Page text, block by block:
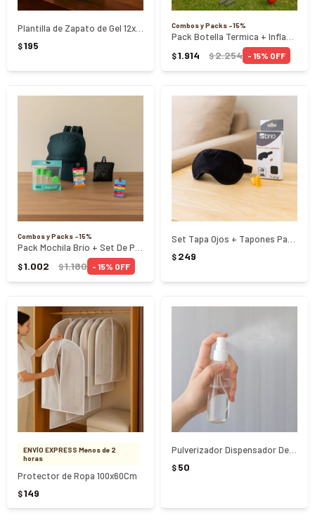
$195
Combos y Packs -15%
$1.914 $2.254 15
Combos y Packs -15%
$1.002 $1.180 15
$ 249
ENVÍO EXPRESS Menos de 2
horas
Protector de Ropa 100x60Cm
$149
$ 50